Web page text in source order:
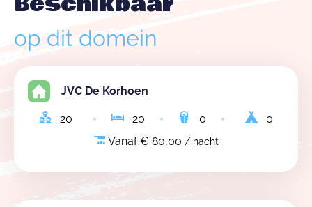
op dit domein
JVC De Korhoen
20 20 0
0
Vanaf € 80,00 / nacht